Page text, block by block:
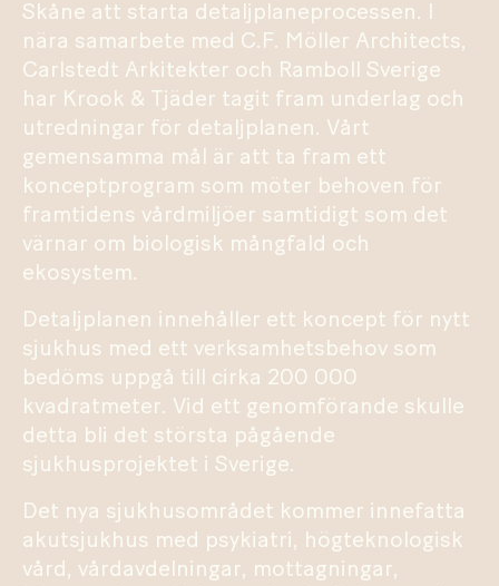
Skåne att starta detaljplaneprocessen. I
nära samarbete med C.F. Möller Architects,
Carlstedt Arkitekter och Ramboll Sverige
har Krook & Tjäder tagit fram underlag och
utredningar för detaljplanen. Vårt
gemensamma mål är att ta fram ett
konceptprogram som möter behoven för
framtidens vårdmiljöer samtidigt som det
värnar om biologisk mångfald och
ekosystem.
Detaljplanen innehåller ett koncept för nytt
sjukhus med ett verksamhetsbehov som
bedöms uppgå till cirka 200 000
kvadratmeter. Vid ett genomförande skulle
detta bli det största pågående
sjukhusprojektet i Sverige.
Det nya sjukhusområdet kommer innefatta
akutsjukhus med psykiatri, högteknologisk
vård, vårdavdelningar, mottagningar,